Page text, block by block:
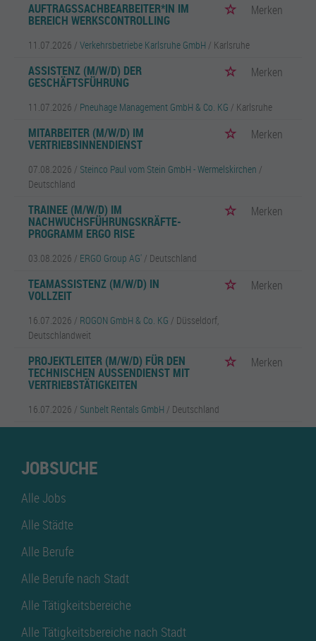
AUFTRAGSSACHBEARBEITER*IN IM
BEREICH WERKSCONTROLLING
Merken
11.07.2026 / Verkehrsbetriebe Karlsruhe GmbH / Karlsruhe
ASSISTENZ (M/W/D) DER
GESCHÄFTSFÜHRUNG
Merken
11.07.2026 / Pneuhage Management GmbH & Co. KG / Karlsruhe
MITARBEITER (M/W/D) IM
VERTRIEBSINNENDIENST
Merken
07.08.2026 / Steinco Paul vom Stein GmbH - Wermelskirchen /
Deutschland
TRAINEE (M/W/D) IM
NACHWUCHSFÜHRUNGSKRÄFTE-
PROGRAMM ERGO RISE
Merken
03.08.2026 / ERGO Group AG' / Deutschland
TEAMASSISTENZ (M/W/D) IN
VOLLZEIT
Merken
16.07.2026 / ROGON GmbH & Co. KG / Düsseldorf,
Deutschlandweit
PROJEKTLEITER (M/W/D) FÜR DEN
TECHNISCHEN AUSSENDIENST MIT V
ERTRIEBSTÄTIGKEITEN
Merken
16.07.2026 / Sunbelt Rentals GmbH / Deutschland
JOBSUCHE
Alle Jobs
Alle Städte
Alle Berufe
Alle Berufe nach Stadt
Alle Tätigkeitsbereiche
Alle Tätigkeitsbereiche nach Stadt